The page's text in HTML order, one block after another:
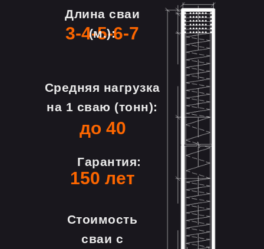
150 лет
до 40
Гарантия:
Средняя нагрузка
на 1 сваю (тонн):
Стоимость
сваи с
3-4-5-6-7
Длина сваи
(м.):